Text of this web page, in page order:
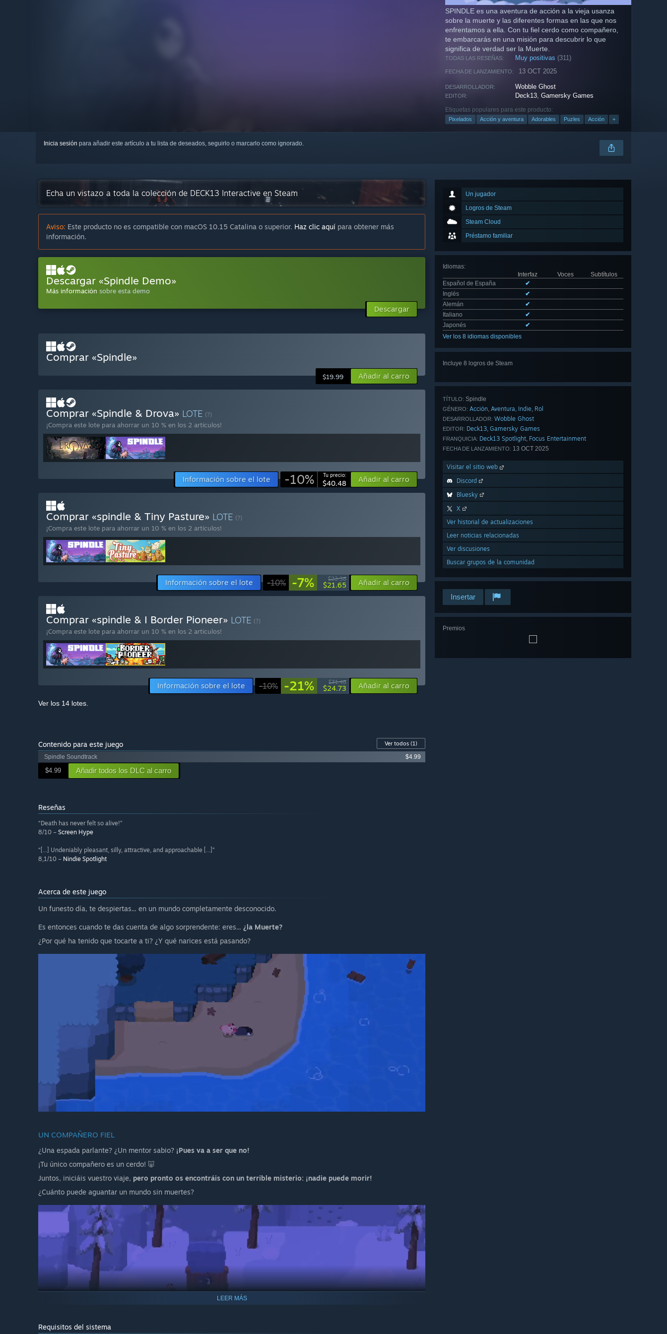
SPINDLE es una aventura de acción a la vieja usanza
sobre la muerte y las diferentes formas en las que nos
enfrentamos a ella. Con tu fiel cerdo como compañero,
te embarcarás en una misión para descubrir lo que
significa de verdad ser la Muerte.
TODAS LAS RESEÑAS: Muy positivas (311)
FECHA DE LANZAMIENTO: 13 OCT 2025
DESARROLLADOR: Wobble Ghost
EDITOR: Deck13,Gamersky Games
Etiquetas populares para este producto:
Pixelados Acción y aventura Adorables Puzles Acción +
Inicia sesión para añadir este artículo a tu lista de deseados, seguirlo o marcarlo como ignorado.
Un jugador
Logros de Steam
Steam Cloud
Préstamo familiar
Idiomas:
Interfaz
Voces
Subtítulos
Español de España
✔
Inglés
✔
Alemán
✔
Italiano
✔
Japonés
✔
Ver los 8 idiomas disponibles
Incluye 8 logros de Steam
TÍTULO: Spindle
GÉNERO: Acción, Aventura, Indie, Rol
DESARROLLADOR: Wobble Ghost
EDITOR: Deck13, Gamersky Games
FRANQUICIA: Deck13 Spotlight, Focus Entertainment
FECHA DE LANZAMIENTO: 13 OCT 2025
Visitar el sitio web
Discord
Bluesky
X
Ver historial de actualizaciones
Leer noticias relacionadas
Ver discusiones
Buscar grupos de la comunidad
Insertar
Premios
Echa un vistazo a toda la colección de DECK13 Interactive en Steam
Aviso: Este producto no es compatible con macOS 10.15 Catalina o superior. Haz clic aquí para obtener más
información.
Descargar «Spindle Demo»
Más información sobre esta demo
Descargar
Comprar «Spindle»
$19.99 Añadir al carro
Comprar «Spindle & Drova» LOTE (?)
¡Compra este lote para ahorrar un 10 % en los 2 artículos!
Información sobre el lote -10% Tu precio:
$40.48 Añadir al carro
Comprar «spindle & Tiny Pasture» LOTE (?)
¡Compra este lote para ahorrar un 10 % en los 2 artículos!
Información sobre el lote -10% -7% $23.38
$21.65 Añadir al carro
Comprar «spindle & I Border Pioneer» LOTE (?)
¡Compra este lote para ahorrar un 10 % en los 2 artículos!
Información sobre el lote -10% -21% $31.48
$24.73 Añadir al carro
Ver los 14 lotes.
Contenido para este juego Ver todos (1)
Spindle Soundtrack
$4.99
$4.99 Añadir todos los DLC al carro
Reseñas
“Death has never felt so alive!”
8/10 – Screen Hype
“[...] Undeniably pleasant, silly, attractive, and approachable [...]”
8,1/10 – Nindie Spotlight
Acerca de este juego
Un funesto día, te despiertas... en un mundo completamente desconocido.
Es entonces cuando te das cuenta de algo sorprendente: eres... ¿la Muerte?
¿Por qué ha tenido que tocarte a ti? ¿Y qué narices está pasando?
UN COMPAÑERO FIEL
¿Una espada parlante? ¿Un mentor sabio? ¡Pues va a ser que no!
¡Tu único compañero es un cerdo! 🐷
Juntos, iniciáis vuestro viaje, pero pronto os encontráis con un terrible misterio: ¡nadie puede morir!
¿Cuánto puede aguantar un mundo sin muertes?
LEER MÁS
Requisitos del sistema